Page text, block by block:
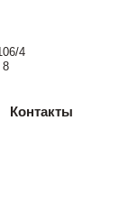
4
8
Контакты